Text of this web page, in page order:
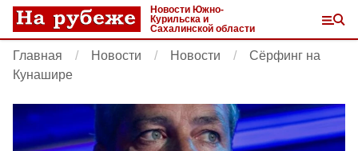
Новости Южно-
Курильска и
Сахалинской области
Главная Новости Новости
Сёрфинг на
Кунашире